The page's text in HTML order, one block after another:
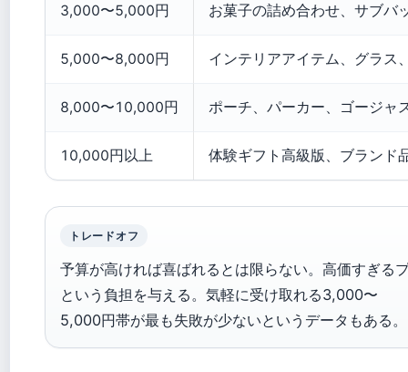
3,000〜5,000円 お菓子の詰め合わせ、サブバ
5,000〜8,000円 インテリアアイテム、グラス
8,000〜10,000円 ポーチ、パーカー、ゴージャ
10,000円以上 体験ギフト高級版、ブランド
トレードオフ
予算が高ければ喜ばれるとは限らない。高価すぎる
という負担を与える。気軽に受け取れる3,000〜
5,000円帯が最も失敗が少ないというデータもある。